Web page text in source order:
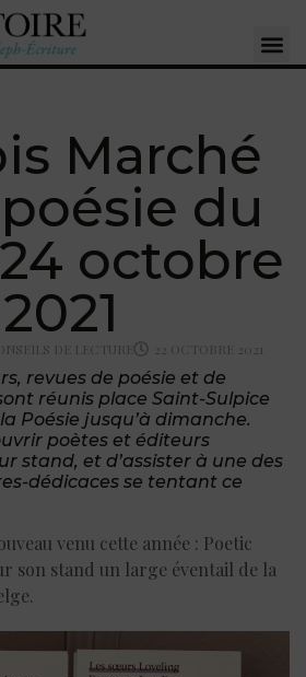
Marché
du
octobre
2021
DE LECTURE 22 OCTOBRE 2021
revues de poésie et de
réunis place Saint-Sulpice
Poésie jusqu’à dimanche.
poètes et éditeurs
stand, et d’assister à une des
dédicaces se tentant ce
venu cette année : Poetic
son stand un large éventail de la